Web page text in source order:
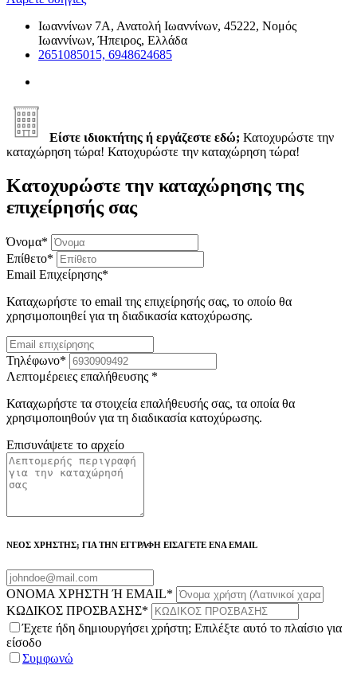
Ιωαννίνων 7Α, Ανατολή Ιωαννίνων, 45222, Νομός
Ιωαννίνων, Ήπειρος, Ελλάδα
2651085015, 6948624685
Είστε ιδιοκτήτης ή εργάζεστε εδώ; Κατοχυρώστε την
καταχώρηση τώρα! Κατοχυρώστε την καταχώρηση τώρα!
Κατοχυρώστε την καταχώρησης της
επιχείρησής σας
Όνομα*
Επίθετο*
Email Επιχείρησης*
Καταχωρήστε το email της επιχείρησής σας, το οποίο θα
χρησιμοποιηθεί για τη διαδικασία κατοχύρωσης.
Τηλέφωνο*
Λεπτομέρειες επαλήθευσης *
Καταχωρήστε τα στοιχεία επαλήθευσής σας, τα οποία θα
χρησιμοποιηθούν για τη διαδικασία κατοχύρωσης.
Επισυνάψετε το αρχείο
ΝΕΟΣ ΧΡΗΣΤΗΣ; ΓΙΑ ΤΗΝ ΕΓΓΡΑΦΗ ΕΙΣΑΓΕΤΕ ΕΝΑ EMAIL
ΟΝΟΜΑ ΧΡΗΣΤΗ Ή EMAIL*
ΚΩΔΙΚΟΣ ΠΡΟΣΒΑΣΗΣ*
Έχετε ήδη δημιουργήσει χρήστη; Επιλέξτε αυτό το πλαίσιο για
είσοδο
Συμφωνώ